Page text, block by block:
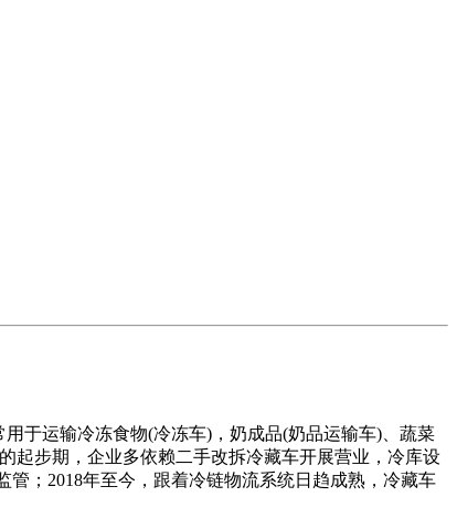
于运输冷冻食物(冷冻车)，奶成品(奶品运输车)、蔬菜
起步期，企业多依赖二手改拆冷藏车开展营业，冷库设
；2018年至今，跟着冷链物流系统日趋成熟，冷藏车